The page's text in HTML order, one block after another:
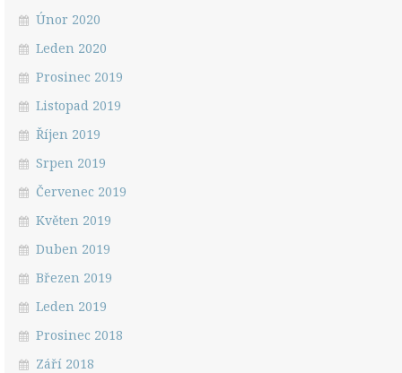
Únor 2020
Leden 2020
Prosinec 2019
Listopad 2019
Říjen 2019
Srpen 2019
Červenec 2019
Květen 2019
Duben 2019
Březen 2019
Leden 2019
Prosinec 2018
Září 2018